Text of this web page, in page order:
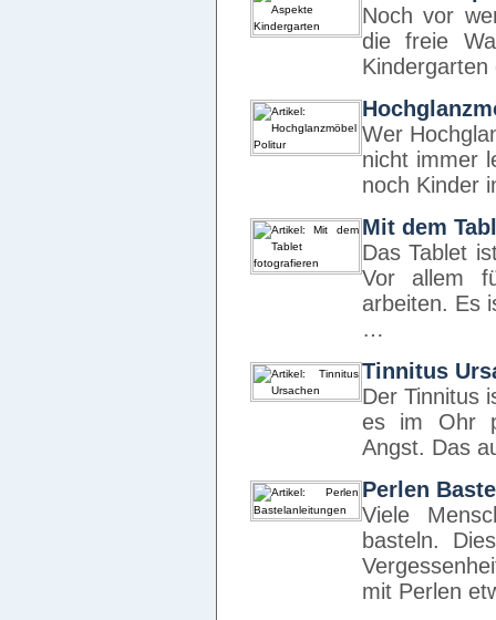
Noch vor
die freie
Wer
nicht immer
noch Kinder
Mit dem
Das Tablet
Vor allem
arbeiten. Es
…
Tinnitus
Der Tinnitus
es im Ohr
Angst. Das
Perlen
Viele
basteln.
mit Perlen